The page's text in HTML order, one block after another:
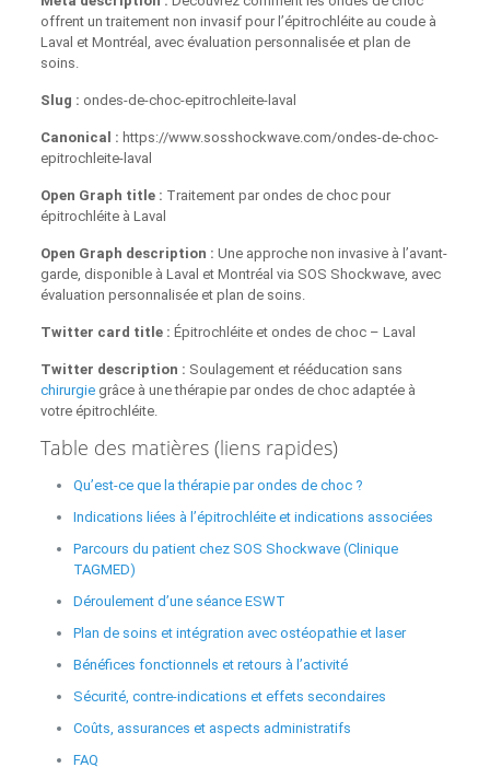
offrent un traitement non invasif pour l’épitrochléite au coude à
Laval et Montréal, avec évaluation personnalisée et plan de
soins.
Slug : ondes-de-choc-epitrochleite-laval
Canonical : https://www.sosshockwave.com/ondes-de-choc-
epitrochleite-laval
Open Graph title : Traitement par ondes de choc pour
épitrochléite à Laval
Open Graph description : Une approche non invasive à l’avant-
garde, disponible à Laval et Montréal via SOS Shockwave, avec
évaluation personnalisée et plan de soins.
Twitter card title : Épitrochléite et ondes de choc – Laval
Twitter description : Soulagement et rééducation sans
chirurgiegrâce à une thérapie par ondes de choc adaptée à
votre épitrochléite.
Table des matières (liens rapides)
Qu’est‑ce que la thérapie par ondes de choc ?
Indications liées à l’épitrochléite et indications associées
Parcours du patient chez SOS Shockwave (Clinique
TAGMED)
Déroulement d’une séance ESWT
Plan de soins et intégration avec ostéopathie et laser
Bénéfices fonctionnels et retours à l’activité
Sécurité, contre-indications et effets secondaires
Coûts, assurances et aspects administratifs
FAQ